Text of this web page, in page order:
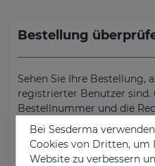
Bestellung
Sehen Sie Ihre Bestellung,
registrierter Benutzer sind.
Bestellnummer und die
ein.
Bestellnummer
Bei Sesderma
Cookies von Dritten, um
Website zu verbessern